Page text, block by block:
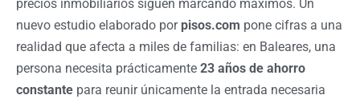
precios inmobiliarios siguen marcando máximos. Un
nuevo estudio elaborado por pisos.com pone cifras a una
realidad que afecta a miles de familias: en Baleares, una
persona necesita prácticamente 23 años de ahorro
constante para reunir únicamente la entrada necesaria